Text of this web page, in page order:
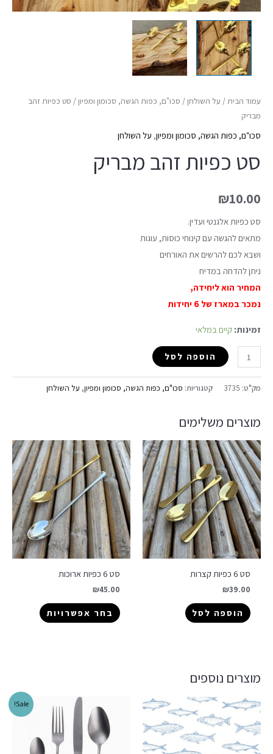
עמוד הבית/ על השולחן/ סכו"ם, כפות הגשה, סכומון ומפיון/ סט כפיות זהב
מבריק
סכו"ם, כפות הגשה, סכומון ומפיון, על השולחן
סט כפיות זהב מבריק
₪10.00
סט כפיות אלגנטי ועדין.
מתאים להגשה עם קינוחי כוסות, עוגות
ושבא לכם להרשים את האורחים
ניתן להדחה במדיח
המחיר הוא ליחידה,
נמכר במארז של 6 יחידות
זמינות: קיים במלאי
הוספה לסל
מק"ט: 3735 קטגוריות: סכו"ם, כפות הגשה, סכומון ומפיון, על השולחן
מוצרים משלימים
סט 6 כפיות קצרות
₪39.00
הוספה לסל
סט 6 כפיות ארוכות
₪45.00
בחר אפשרויות
מוצרים נוספים
Sale!